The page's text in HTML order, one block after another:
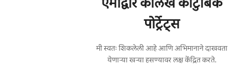
पोर्ट्रेट्स
मी स्वतः शिकलेली आहे आणि अभिमानाने दाखवता
येणाऱ्या खऱ्या हसण्यावर लक्ष केंद्रित करते.